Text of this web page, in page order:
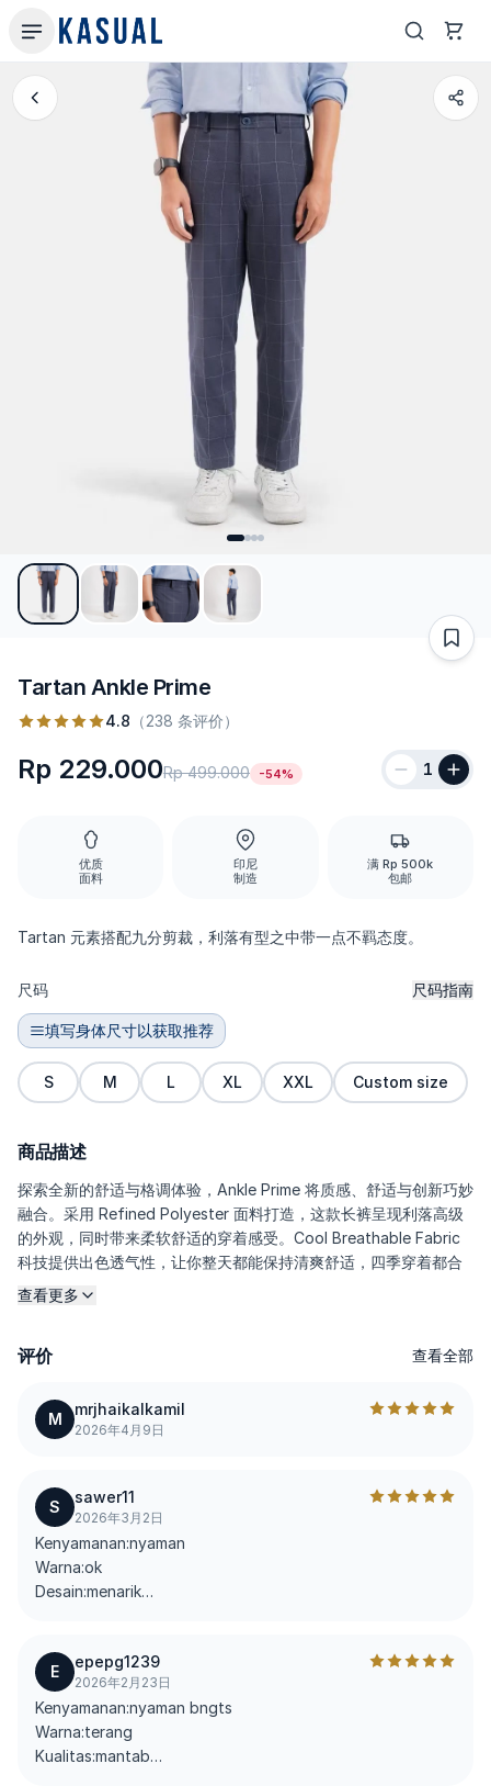
Tartan Ankle Prime
4.8 （238 条评价）
Rp 229.000Rp 499.000 -54% 1
优质
面料
印尼
制造
满 Rp 500k
包邮
Tartan 元素搭配九分剪裁，利落有型之中带一点不羁态度。
尺码 尺码指南
填写身体尺寸以获取推荐
S M L XL XXL Custom size
商品描述
探索全新的舒适与格调体验，Ankle Prime 将质感、舒适与创新巧妙
融合。采用 Refined Polyester 面料打造，这款长裤呈现利落高级
的外观，同时带来柔软舒适的穿着感受。Cool Breathable Fabric
科技提供出色透气性，让你整天都能保持清爽舒适，四季穿着都合
适。更出色的是，这款长裤还具备免烫抗皱特性，即使长时间穿
裁，恰到好处地落在脚踝位置，轻松打造百搭造型。无论搭配上装
查看更多
评价 查看全部
M
mrjhaikalkamil
2026年4月9日
S
sawer11
2026年3月2日
Kenyamanan:nyaman
Warna:ok
Desain:menarik
kagak
E
epepg1239
2026年2月23日
Kenyamanan:nyaman bngts
Warna:terang
Kualitas:mantab